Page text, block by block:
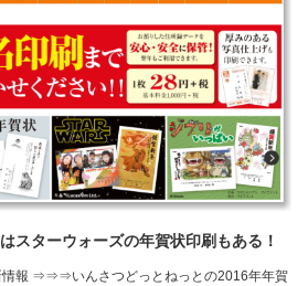
スターウォーズの年賀状印刷もある！
報 ⇒⇒⇒いんさつどっとねっとの2016年年賀